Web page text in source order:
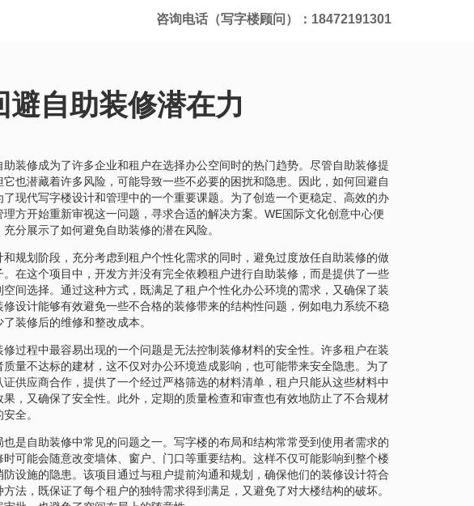
咨询电话（写字楼顾问）：18472191301
自助装修潜在力
装修成为了许多企业和租户在选择办公空间时的热门趋势。尽管自助装修提
也潜藏着许多风险，可能导致一些不必要的困扰和隐患。因此，如何回避自
现代写字楼设计和管理中的一个重要课题。为了创造一个更稳定、高效的办
方开始重新审视这一问题，寻求合适的解决方案。WE国际文化创意中心便
分展示了如何避免自助装修的潜在风险。
规划阶段，充分考虑到租户个性化需求的同时，避免过度放任自助装修的做
在这个项目中，开发方并没有完全依赖租户进行自助装修，而是提供了一些
间选择。通过这种方式，既满足了租户个性化办公环境的需求，又确保了装
设计能够有效避免一些不合格的装修带来的结构性问题，例如电力系统不稳
装修后的维修和整改成本。
过程中最容易出现的一个问题是无法控制装修材料的安全性。许多租户在装
量不达标的建材，这不仅对办公环境造成影响，也可能带来安全隐患。为了
供应商合作，提供了一个经过严格筛选的材料清单，租户只能从这些材料中
，又确保了安全性。此外，定期的质量检查和审查也有效地防止了不合规材
全。
是自助装修中常见的问题之一。写字楼的布局和结构常常受到使用者需求的
可能会随意改变墙体、窗户、门口等重要结构。这样不仅可能影响到整个楼
设施的隐患。该项目通过与租户提前沟通和规划，确保他们的装修设计符合
法，既保证了每个租户的独特需求得到满足，又避免了对大楼结构的破坏。